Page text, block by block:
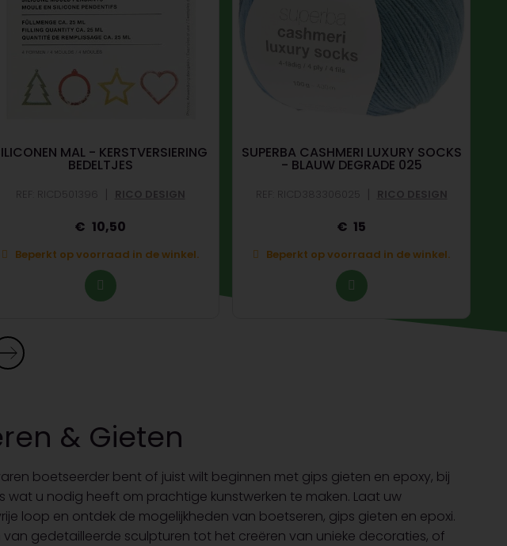
MAL - KERSTVERSIERING
BEDELTJES
| RICO DESIGN
10,50
Beperkt op voorraad in de winkel.
SUPERBA CASHMERI LUXURY SOCKS
- BLAUW DEGRADE 025
| RICO DESIGN
15
Beperkt op voorraad in de winkel.
& Gieten
boetseerder bent of juist wilt beginnen met gips gieten en epoxy, bij
wat u nodig heeft om prachtige kunstwerken te maken. Laat uw
loop en ontdek de mogelijkheden van boetseren, gips gieten en epoxi.
van gedetailleerde sculpturen tot het creëren van unieke decoraties, of